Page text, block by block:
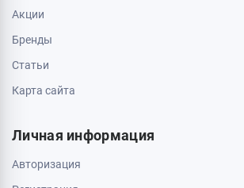
Акции
Бренды
Статьи
Карта сайта
Личная информация
Авторизация